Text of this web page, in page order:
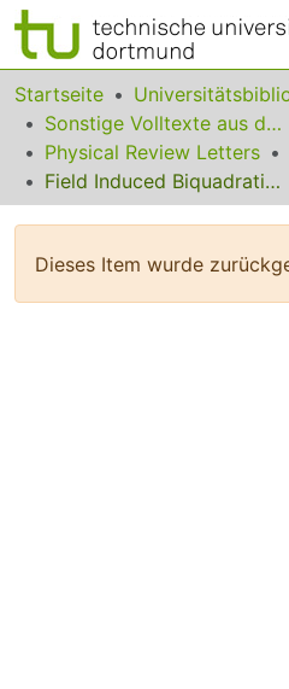
Bereiche & Sammlungen
Das gesamte Repositorium
Statistiken
Startseite
Sonstige Volltexte aus dem Bibliotheksangebot
Physical Review Letters
Field Induced Biquadratic Exchange in Hard/Soft Ferromagnetic Bilayers
Dieses Item wurde